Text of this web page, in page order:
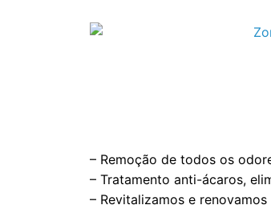
– Remoção de todos os
– Tratamento anti-ácaros,
– Revitalizamos e